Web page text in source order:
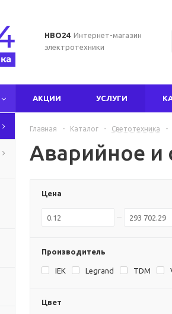
НВО24 Интернет-магазин
электротехники
АКЦИИ УСЛУГИ
Главная - Каталог - Светотехника -
Аварийное и
Цена
Производитель
IEK Legrand TDM
Цвет